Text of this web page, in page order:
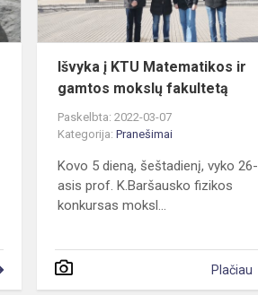
Išvyka į KTU Matematikos ir
gamtos mokslų fakultetą
Paskelbta: 2022-03-07
Kategorija:Pranešimai
Kovo 5 dieną, šeštadienį, vyko 26-
asis prof. K.Baršausko fizikos
konkursas moksl...
Plačiau